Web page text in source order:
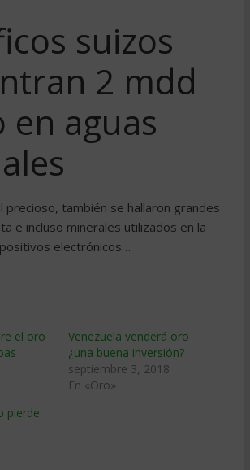
suizos
2 mdd
en aguas
precioso, también se hallaron grandes
e incluso minerales utilizados en la
electrónicos…
el oro
Venezuela venderá oro
¿una buena inversión?
septiembre 3, 2018
En «Oro»
pierde